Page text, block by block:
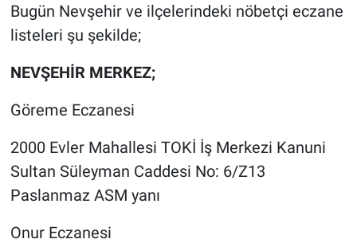
Bugün Nevşehir ve ilçelerindeki nöbetçi eczane
listeleri şu şekilde;
NEVŞEHİR MERKEZ;
Göreme Eczanesi
2000 Evler Mahallesi TOKİ İş Merkezi Kanuni
Sultan Süleyman Caddesi No: 6/Z13
Paslanmaz ASM yanı
Onur Eczanesi